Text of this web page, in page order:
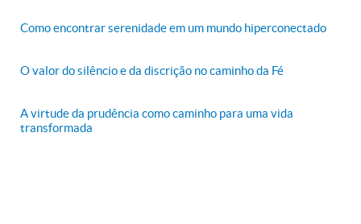
Como encontrar serenidade em um mundo hiperconectado
O valor do silêncio e da discrição no caminho da Fé
A virtude da prudência como caminho para uma vida
transformada